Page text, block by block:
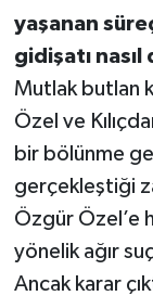
yaşanan
gidişatı
Mutlak butlan
Özel ve
bir bölünme
gerçekleştiği
Özgür Özel’e
yönelik ağır
Ancak karar